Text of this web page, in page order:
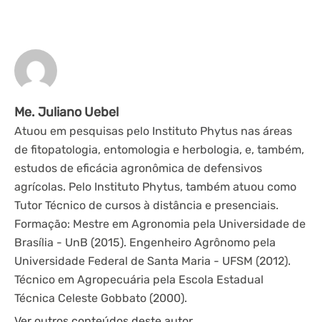
Me. Juliano Uebel
Atuou em pesquisas pelo Instituto Phytus nas áreas
de fitopatologia, entomologia e herbologia, e, também,
estudos de eficácia agronômica de defensivos
agrícolas. Pelo Instituto Phytus, também atuou como
Tutor Técnico de cursos à distância e presenciais.
Formação: Mestre em Agronomia pela Universidade de
Brasília - UnB (2015). Engenheiro Agrônomo pela
Universidade Federal de Santa Maria - UFSM (2012).
Técnico em Agropecuária pela Escola Estadual
Técnica Celeste Gobbato (2000).